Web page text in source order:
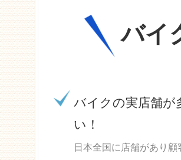
バイ
バイクの実店舗が
い！
日本全国に店舗があり